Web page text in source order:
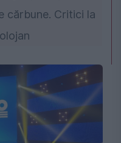
cărbune. Critici la